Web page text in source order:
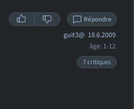
Répondre
guit3@ 18.6.2009
âge: 1-12
7 critiques